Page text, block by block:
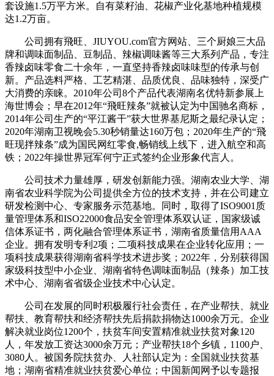
套设施1.5万平方米。自有菜籽油、花椒产业化基地种植规模
达1.2万亩。
公司拥有飛旺、JIUYOU.com官方网站、三个厨娘三大品
牌和调味面制品、豆制品、辣椒调味酱等三大系列产品，专注
香辣卤味零食二十余年，一直坚持香辣卤味味型的传承与创
新。产品选料严格、工艺精湛、品质优良、品味独特，深受广
大消费的亲睐。2010年公司8个产品代表湖南名优特新参展上
海世博会；早在2012年“飛旺辣条”就被认定为中国驰名商标，
2014年公司生产的“平江酱干”获大世界基尼斯之最纪录认定；
2020年湖南卫视晚会5.30秒销量达160万包；2020年生产的“飛
旺现拌辣条”成为国民网红零食,畅销线上线下，进入航空和高
铁；2022年操世界冠军何宁正式签约企业形象代言人。
公司技术力量雄厚，研发创新能力强。湖南农业大学、湖
南省农业科学院为公司提供全方位的技术支持，并在公司建立
研发检测中心、专家服务示范基地。同时，取得了ISO9001质
量管理体系和ISO22000食品安全管理体系双认证，国家级诚
信体系证书，两化融合管理体系证书，湖南省质量信用AAA
企业。拥有发明专利2项；二项科技成果在企业转化应用；一
项科技成果获得湖南省科学技术进步奖；2022年，分别获得国
家级科技型中小企业、湖南省特色调味面制品（辣条）加工技
术中心、湖南省省级企业技术中心认定。
公司在发展的同时积极履行社会责任，在产业帮扶、就业
帮扶、教育帮扶和经济帮扶先后捐款捐物达1000余万元。企业
解决就业岗位1200个，扶贫车间安置精准就业扶贫对象120
人，年发放工资达3000余万元；产业帮扶18个乡镇，1100户、
3080人。被国务院扶贫办、人社部认定为：全国就业扶贫基
地；湖南省精准就业扶贫爱心单位；中国新闻网予以专题报